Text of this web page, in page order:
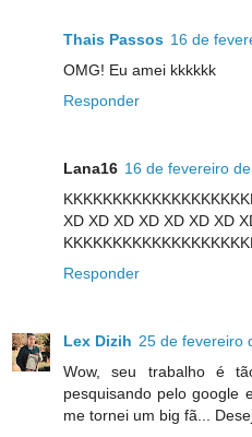
Thais Passos 16 de
OMG! Eu amei kkkkkk
Responder
Lana16 16 de fevereiro
XD XD XD XD XD XD XD
Responder
Lex Dizih 25 de fevereiro
Wow, seu trabalho é
pesquisando pelo google
me tornei um big fã...